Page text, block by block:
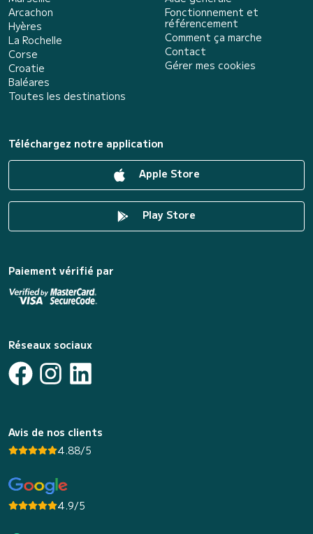
Arcachon
Hyères
La Rochelle
Corse
Croatie
Baléares
Toutes les destinations
Fonctionnement et
référencement
Comment ça marche
Contact
Gérer mes cookies
Téléchargez notre application
Apple Store
Play Store
Paiement vérifié par
Réseaux sociaux
Avis de nos clients
4.88/5
4.9/5